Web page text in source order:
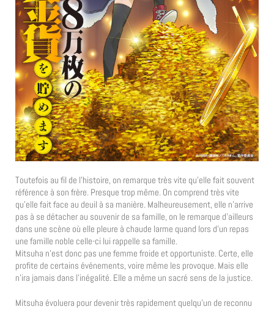
Toutefois au fil de l’histoire, on remarque très vite qu’elle fait souvent
référence à son frère. Presque trop même. On comprend très vite
qu’elle fait face au deuil à sa manière. Malheureusement, elle n’arrive
pas à se détacher au souvenir de sa famille, on le remarque d’ailleurs
dans une scène où elle pleure à chaude larme quand lors d’un repas
une famille noble celle-ci lui rappelle sa famille.
Mitsuha n’est donc pas une femme froide et opportuniste. Certe, elle
profite de certains événements, voire même les provoque. Mais elle
n’ira jamais dans l’inégalité. Elle a même un sacré sens de la justice.
Mitsuha évoluera pour devenir très rapidement quelqu’un de reconnu